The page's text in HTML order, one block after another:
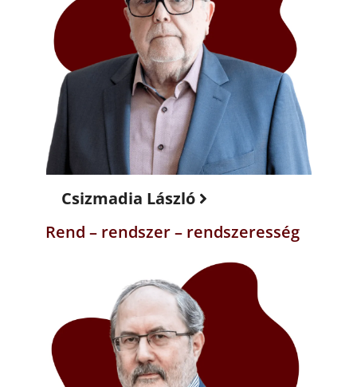
Csizmadia László
Rend – rendszer – rendszeresség